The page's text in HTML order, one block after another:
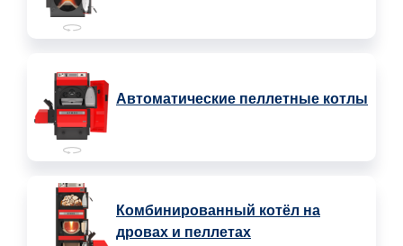
Автоматические пеллетные котлы
Комбинированный котёл на
дровах и пеллетах